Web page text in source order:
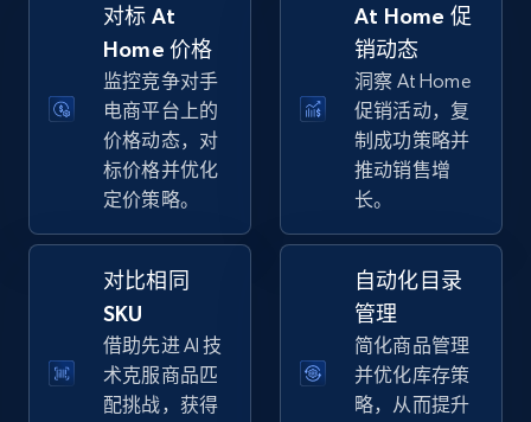
Specifications, Image urls, Top reviews, and
more.
5.6K+ 876+ 立即开始
using sku numbers
URL, Final price, Sku, Currency, Gtin,
Specifications, Image urls, Top reviews, and
more.
5.6K+ 876+ 立即开始
对标 At
Home 价格
监控竞争对手
电商平台上的
价格动态，对
标价格并优化
定价策略。
At Home 促
销动态
洞察 At Home
促销活动，复
制成功策略并
推动销售增
长。
对比相同
SKU
借助先进 AI 技
术克服商品匹
配挑战，获得
自动化目录
管理
简化商品管理
并优化库存策
略，从而提升